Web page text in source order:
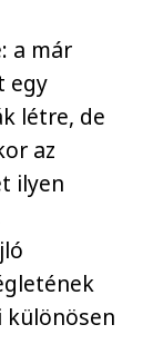
a már
egy
létre, de
az
ilyen
különösen